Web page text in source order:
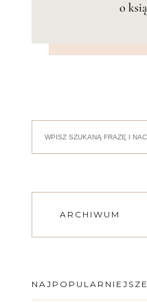
ARCHIWUM
NAJPOPULARNIEJSZE